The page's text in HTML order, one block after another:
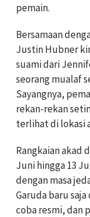
pemain.
Bersamaan
Justin Hubner
suami dari
seorang mualaf
Sayangnya,
rekan-rekan
terlihat di lokasi
Rangkaian akad
Juni hingga 13
dengan masa
Garuda baru
coba resmi, dan